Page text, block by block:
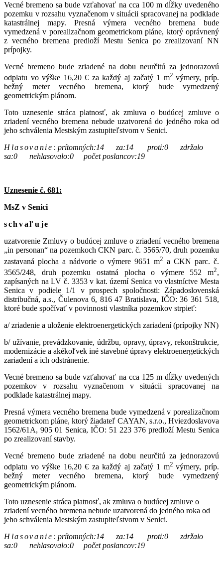
Vecné bremeno sa bude vzťahovať na cca 100 m dĺžky uvedeného
pozemku v rozsahu vyznačenom v situácii spracovanej na podklade
katastrálnej mapy. Presná výmera vecného bremena bude
vymedzená v porealizačnom geometrickom pláne, ktorý oprávnený
z vecného bremena predloží Mestu Senica po zrealizovaní NN
prípojky.
Vecné bremeno bude zriadené na dobu neurčitú za jednorazovú
odplatu vo výške 16,20 € za každý aj začatý 1 m2výmery, príp.
bežný meter vecného bremena, ktorý bude vymedzený
geometrickým plánom.
Toto uznesenie stráca platnosť, ak zmluva o budúcej zmluve o
zriadení vecného bremena nebude uzatvorená do jedného roka od
jeho schválenia Mestským zastupiteľstvom v Senici.
Hlasovanie : prítomných:14 za:14 proti:0 zdržalo
sa:0 nehlasovalo:0 počet poslancov:19
Uznesenie č. 681:
MsZ v Senici
schvaľuje
uzatvorenie Zmluvy o budúcej zmluve o zriadení vecného bremena
„in personan“ na pozemkoch CKN parc. č. 3565/70, druh pozemku
zastavaná plocha a nádvorie o výmere 9651 m2 a CKN parc. č.
3565/248, druh pozemku ostatná plocha o výmere 552 m2,
zapísaných na LV č. 3353 v kat. území Senica vo vlastníctve Mesta
Senica v podiele 1/1 v prospech spoločnosti: Západoslovenská
distribučná, a.s., Čulenova 6, 816 47 Bratislava, IČO: 36 361 518,
ktoré bude spočívať v povinnosti vlastníka pozemkov strpieť:
a/ zriadenie a uloženie elektroenergetických zariadení (prípojky NN)
b/ užívanie, prevádzkovanie, údržbu, opravy, úpravy, rekonštrukcie,
modernizácie a akékoľvek iné stavebné úpravy elektroenergetických
zariadení a ich odstránenie.
Vecné bremeno sa bude vzťahovať na cca 125 m dĺžky uvedených
pozemkov v rozsahu vyznačenom v situácii spracovanej na
podklade katastrálnej mapy.
Presná výmera vecného bremena bude vymedzená v porealizačnom
geometrickom pláne, ktorý žiadateľ CAYAN, s.r.o., Hviezdoslavova
1562/61A, 905 01 Senica, IČO: 51 223 376 predloží Mestu Senica
po zrealizovaní stavby.
Vecné bremeno bude zriadené na dobu neurčitú za jednorazovú
odplatu vo výške 16,20 € za každý aj začatý 1 m2výmery, príp.
bežný meter vecného bremena, ktorý bude vymedzený
geometrickým plánom.
Toto uznesenie stráca platnosť, ak zmluva o budúcej zmluve o
zriadení vecného bremena nebude uzatvorená do jedného roka od
jeho schválenia Mestským zastupiteľstvom v Senici.
Hlasovanie : prítomných:14 za:14 proti:0 zdržalo
sa:0 nehlasovalo:0 počet poslancov:19